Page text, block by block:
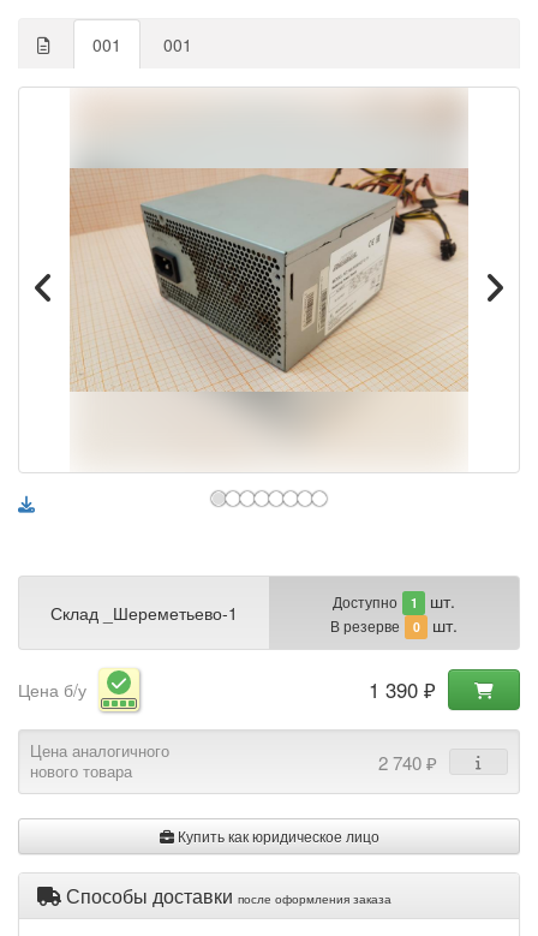
001 001
Склад _Шереметьево-1 Доступно 1 шт.
В резерве 0 шт.
Цена б/у 1 390 ₽
Цена аналогичного
нового товара
2 740 ₽
Купить как юридическое лицо
Способы доставки после оформления заказа